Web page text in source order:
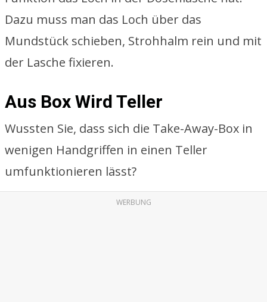
Dazu muss man das Loch über das
Mundstück schieben, Strohhalm rein und mit
der Lasche fixieren.
Aus Box Wird Teller
Wussten Sie, dass sich die Take-Away-Box in
wenigen Handgriffen in einen Teller
umfunktionieren lässt?
WERBUNG